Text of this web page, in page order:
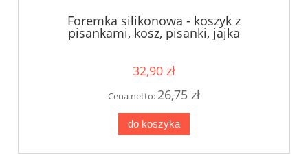
Foremka silikonowa - koszyk z
pisankami, kosz, pisanki, jajka
32,90 zł
Cena netto: 26,75 zł
do koszyka